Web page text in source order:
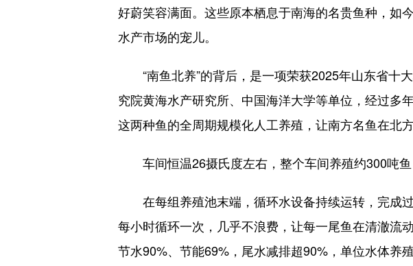
好蔚笑容满面。这些原本栖息于南海的名贵鱼种，如
水产市场的宠儿。
“南鱼北养”的背后，是一项荣获2025年山东省十
究院黄海水产研究所、中国海洋大学等单位，经过多
这两种鱼的全周期规模化人工养殖，让南方名鱼在北方
车间恒温26摄氏度左右，整个车间养殖约300吨鱼
在每组养殖池末端，循环水设备持续运转，完成
每小时循环一次，几乎不浪费，让每一尾鱼在清澈流
节水90%、节能69%，尾水减排超90%，单位水体养